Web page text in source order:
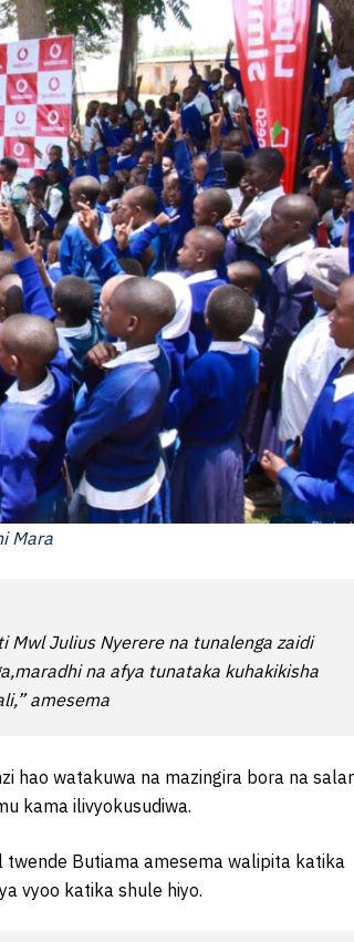
Mara
Mwl Julius Nyerere na tunalenga zaidi
na afya tunataka kuhakikisha
amesema
hao watakuwa na mazingira bora na
kama ilivyokusudiwa.
twende Butiama amesema walipita katika
vyoo katika shule hiyo.